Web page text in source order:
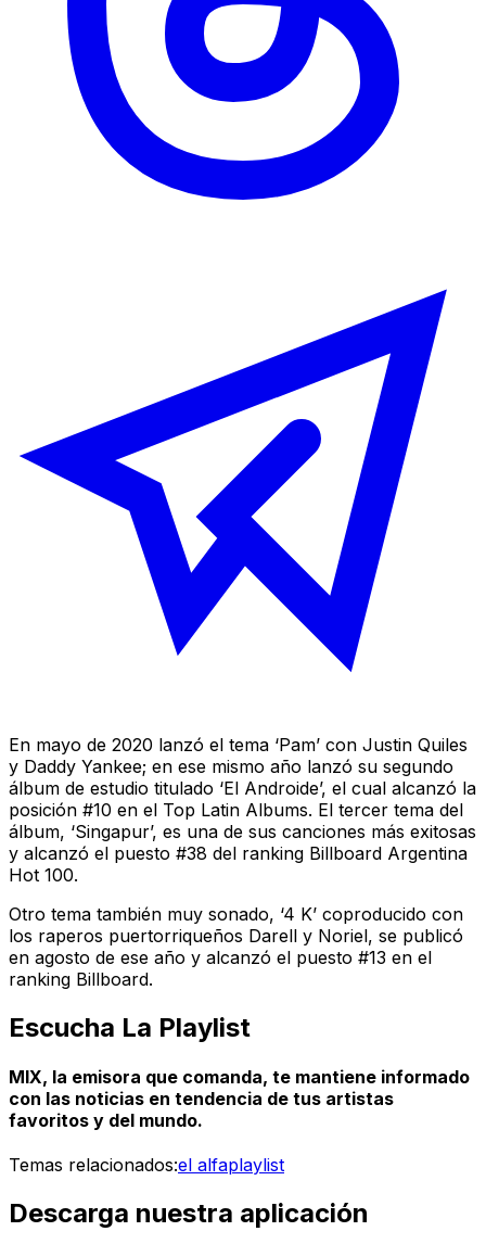
En mayo de 2020 lanzó el tema ‘Pam’ con Justin Quiles
y Daddy Yankee; en ese mismo año lanzó su segundo
álbum de estudio titulado ‘El Androide’, el cual alcanzó la
posición #10 en el Top Latin Albums. El tercer tema del
álbum, ‘Singapur’, es una de sus canciones más exitosas
y alcanzó el puesto #38 del ranking Billboard Argentina
Hot 100.
Otro tema también muy sonado, ‘4 K’ coproducido con
los raperos puertorriqueños Darell y Noriel, se publicó
en agosto de ese año y alcanzó el puesto #13 en el
ranking Billboard.
Escucha La Playlist
MIX, la emisora que comanda, te mantiene informado
con las noticias en tendencia de tus artistas
favoritos y del mundo.
Temas relacionados:el alfaplaylist
Descarga nuestra aplicación